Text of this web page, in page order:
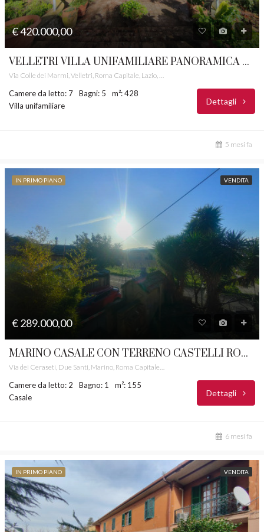
€ 420.000,00
VELLETRI VILLA UNIFAMILIARE PANORAMICA CASTELLI ROMANI RIF. 29
Via Colle dei Marmi, Velletri, Roma Capitale, Lazio, 00074, Italia
Camere da letto: 7 Bagni: 5
m²: 428
Villa unifamiliare
Dettagli
5 mesi fa
IN PRIMO PIANO VENDITA
€ 289.000,00
MARINO CASALE CON TERRENO CASTELLI ROMANI RIF. 10
Camere da letto: 2 Bagno: 1
m²: 155
Casale
Dettagli
6 mesi fa
IN PRIMO PIANO VENDITA